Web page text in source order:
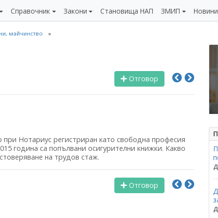
Справочник Закони Становища НАП ЗМИП Новини
майчинство
Отговор
Нотариус регистриран като свободна професия
година са попълвани осигурителни книжки. Какво
на трудов стаж.
Отговор